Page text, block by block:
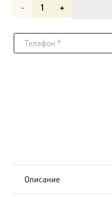
Количество
Владимирская
Описание